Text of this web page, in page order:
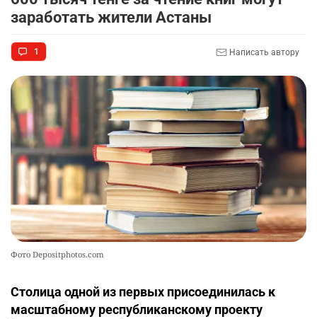
заработать жители Астаны
1 Написать автору
Фото Depositphotos.com
Столица одной из первых присоединилась к
масштабному республиканскому проекту